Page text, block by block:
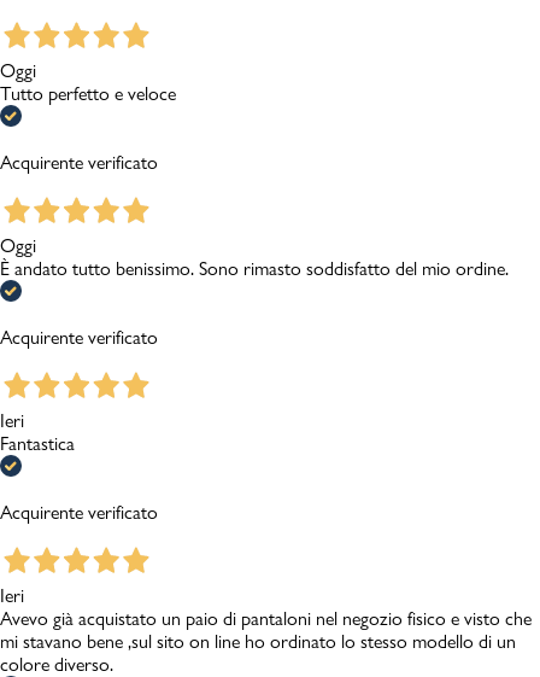
Oggi
Tutto perfetto e veloce
Acquirente verificato
Oggi
È andato tutto benissimo. Sono rimasto soddisfatto del mio ordine.
Acquirente verificato
Ieri
Fantastica
Acquirente verificato
Ieri
Avevo già acquistato un paio di pantaloni nel negozio fisico e visto che
mi stavano bene ,sul sito on line ho ordinato lo stesso modello di un
colore diverso.